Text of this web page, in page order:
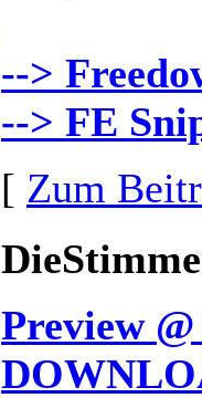
-->
--> FE
[ Zum
Preview